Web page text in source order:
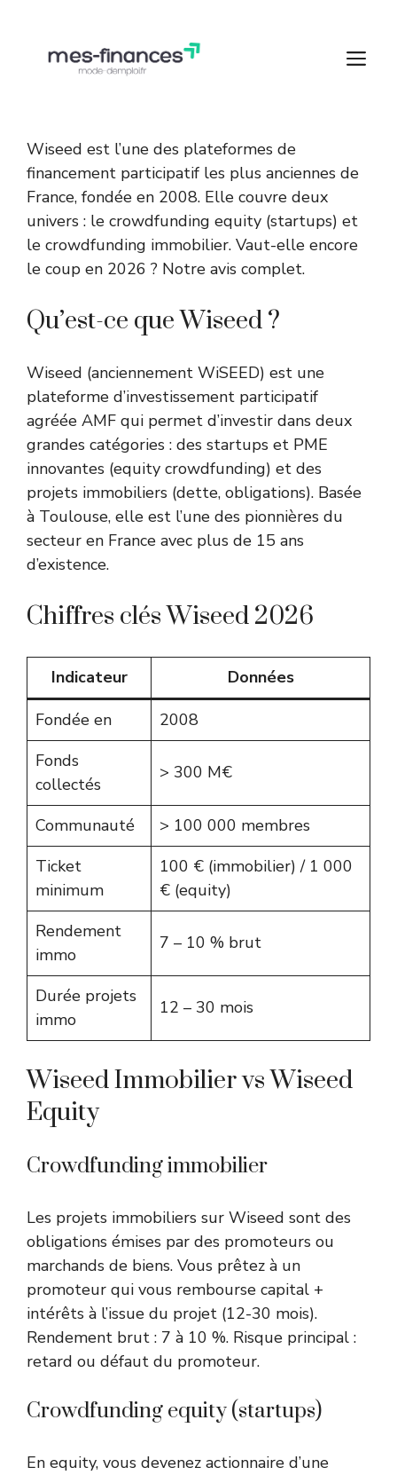
contenu
Wiseed est l’une des plateformes de
financement participatif les plus anciennes de
France, fondée en 2008. Elle couvre deux
univers : le crowdfunding equity (startups) et
le crowdfunding immobilier. Vaut-elle encore
le coup en 2026 ? Notre avis complet.
Qu’est-ce que Wiseed ?
Wiseed (anciennement WiSEED) est une
plateforme d’investissement participatif
agréée AMF qui permet d’investir dans deux
grandes catégories : des startups et PME
innovantes (equity crowdfunding) et des
projets immobiliers (dette, obligations). Basée
à Toulouse, elle est l’une des pionnières du
secteur en France avec plus de 15 ans
d’existence.
Chiffres clés Wiseed 2026
Indicateur
Données
Fondée en
2008
Fonds
collectés
> 300 M€
Communauté
> 100 000 membres
Ticket
minimum
100 € (immobilier) / 1 000
€ (equity)
Rendement
immo
7 – 10 % brut
Durée projets
immo
12 – 30 mois
Wiseed Immobilier vs Wiseed
Equity
Crowdfunding immobilier
Les projets immobiliers sur Wiseed sont des
obligations émises par des promoteurs ou
marchands de biens. Vous prêtez à un
promoteur qui vous rembourse capital +
intérêts à l’issue du projet (12-30 mois).
Rendement brut : 7 à 10 %. Risque principal :
retard ou défaut du promoteur.
Crowdfunding equity (startups)
En equity, vous devenez actionnaire d’une